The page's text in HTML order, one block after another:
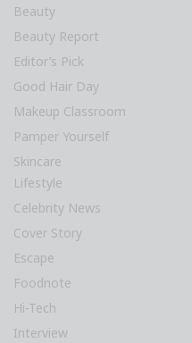
Beauty
Beauty Report
Editor’s Pick
Good Hair Day
Makeup Classroom
Pamper Yourself
Skincare
Lifestyle
Celebrity News
Cover Story
Escape
Foodnote
Hi-Tech
Interview